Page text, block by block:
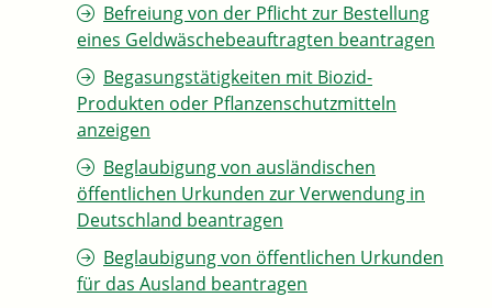
Befreiung von der Pflicht zur Bestellung
eines Geldwäschebeauftragten beantragen
Begasungstätigkeiten mit Biozid-
Produkten oder Pflanzenschutzmitteln
anzeigen
Beglaubigung von ausländischen
öffentlichen Urkunden zur Verwendung in
Deutschland beantragen
Beglaubigung von öffentlichen Urkunden
für das Ausland beantragen